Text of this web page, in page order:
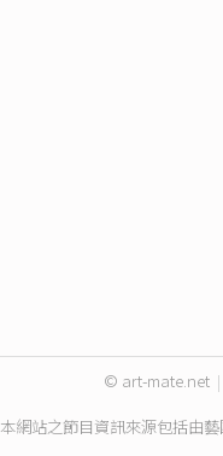
© art-mate.net |
本網站之節目資訊來源包括由